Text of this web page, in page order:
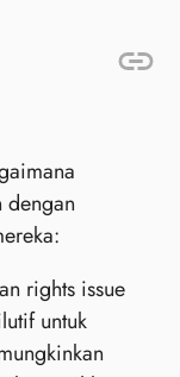
dengan
rights issue
untuk